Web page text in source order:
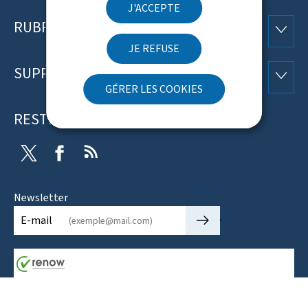
J'ACCEPTE
JE REFUSE
GÉRER LES COOKIES
Pied
page
RUBRIQUES
SUPPORT
RESTEZ CONNECTÉ
Twitter Facebook
Newsletter
E-mail
🡒